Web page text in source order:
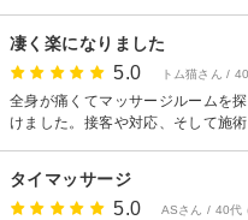
凄く楽になりました
5.0 トム猫さん /
全身が痛くてマッサージルームを
けました。接客や対応、そして施
きて嬉しかったです。また利用し
ました。
タイマッサージ
5.0 ASさん / 40代